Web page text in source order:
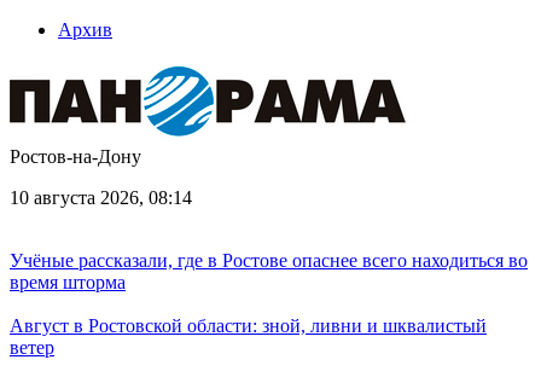
Архив
Ростов-на-Дону
10 августа 2026, 08:14
Учёные рассказали, где в Ростове опаснее всего находиться во
время шторма
Август в Ростовской области: зной, ливни и шквалистый
ветер